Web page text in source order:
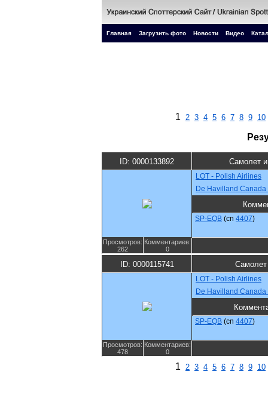
Главная Загрузить фото Новости Видео
1 2 3 4 5 6 7 8 9 10
ID: 0000133892 Самолет
LOT - Polish Airlines
De Havilland
SP-EQB (cn 4407)
Просмотров:
262
Комментариев:
0
ID: 0000115741 Самолет
LOT - Polish Airlines
De Havilland
SP-EQB (cn 4407)
Просмотров:
478
Комментариев:
0
1 2 3 4 5 6 7 8 9 10